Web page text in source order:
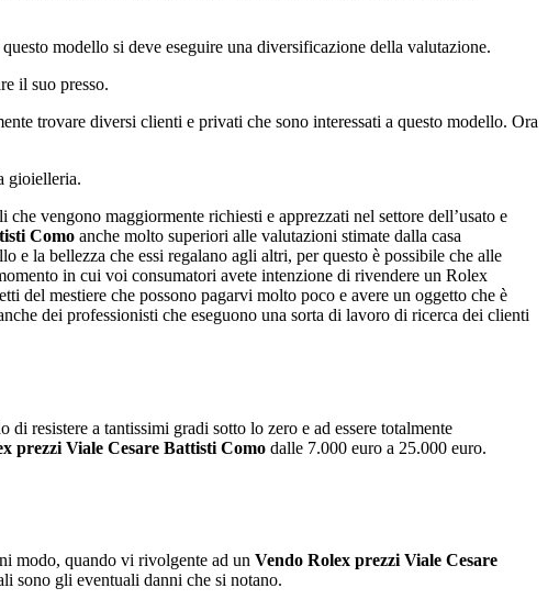
modello si deve eseguire una diversificazione della valutazione.
il suo presso.
trovare diversi clienti e privati che sono interessati a questo modello. Ora
gioielleria.
vengono maggiormente richiesti e apprezzati nel settore dell’usato e
Como anche molto superiori alle valutazioni stimate dalla casa
e la bellezza che essi regalano agli altri, per questo è possibile che alle
in cui voi consumatori avete intenzione di rivendere un Rolex
del mestiere che possono pagarvi molto poco e avere un oggetto che è
dei professionisti che eseguono una sorta di lavoro di ricerca dei clienti
resistere a tantissimi gradi sotto lo zero e ad essere totalmente
prezzi Viale Cesare Battisti Como dalle 7.000 euro a 25.000 euro.
modo, quando vi rivolgente ad un Vendo Rolex prezzi Viale Cesare
sono gli eventuali danni che si notano.